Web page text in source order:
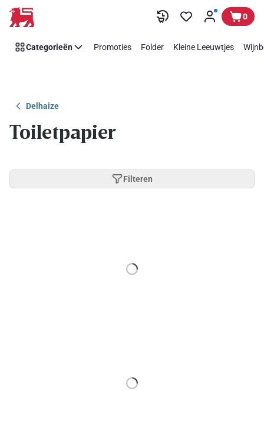
Overslaan 0
Categorieën Promoties Folder Kleine Leeuwtjes
Delhaize
Toiletpapier
Filteren